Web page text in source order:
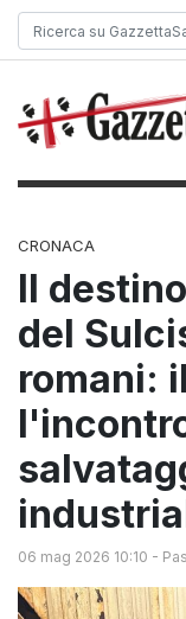
CRONACA
Il
del
romani:
06 mag 2026 10:10 -